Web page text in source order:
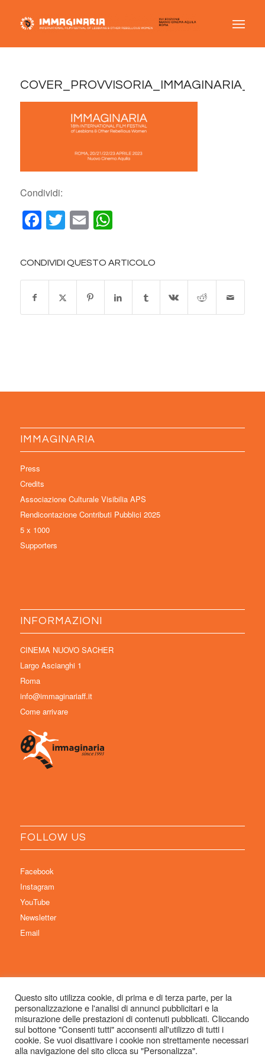
Condividi:
Facebook
Twitter
EmailWhatsApp
CONDIVIDI QUESTO ARTICOLO
IMMAGINARIA
Press
Credits
Associazione Culturale Visibilia APS
Rendicontazione Contributi Pubblici 2025
5 x 1000
Supporters
INFORMAZIONI
CINEMA NUOVO SACHER
Largo Ascianghi 1
Roma
info@immaginariaff.it
Come arrivare
FOLLOW US
Facebook
Instagram
YouTube
Newsletter
Email
© Copyright 2026 Immaginaria International Film Festival - Un progetto di:
Associazione Culturale Visibilia APS – Sede legale: Studio Commercialista
Dott.ssa Michela Sabattini, via D’Azeglio 71, 40123 Bologna –
info@immaginariaff.it- Tutti i diritti riservati -Privacy Policy- Site Design:
Questo sito utilizza cookie, di prima e di terza parte, per la
personalizzazione e l'analisi di annunci pubblicitari e la
misurazione delle prestazioni di contenuti pubblicati. Cliccando
sul bottone "Consenti tutti" acconsenti all'utilizzo di tutti i
cookie. Se vuoi disattivare i cookie non strettamente necessari
alla navigazione del sito clicca su "Personalizza".